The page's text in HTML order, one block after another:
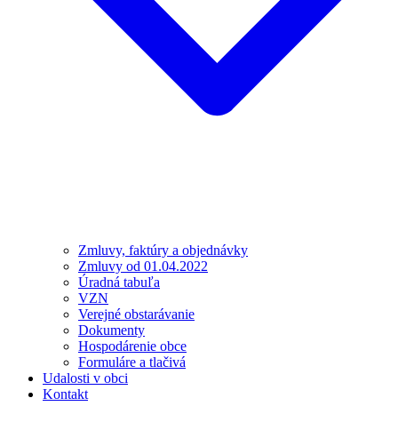
Zmluvy, faktúry a objednávky
Zmluvy od 01.04.2022
Úradná tabuľa
VZN
Verejné obstarávanie
Dokumenty
Hospodárenie obce
Formuláre a tlačivá
Udalosti v obci
Kontakt